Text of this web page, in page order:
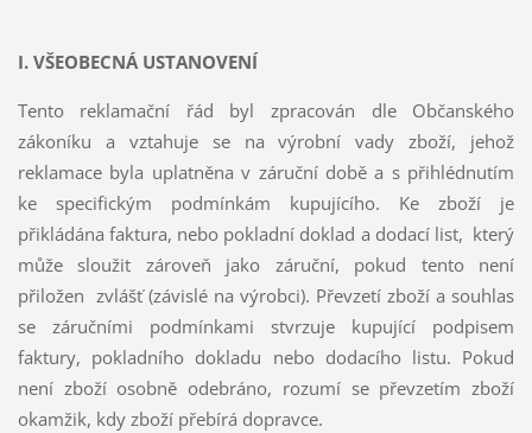
I. VŠEOBECNÁ USTANOVENÍ
Tento reklamační řád byl zpracován dle Občanského
zákoníku a vztahuje se na výrobní vady zboží, jehož
reklamace byla uplatněna v záruční době a s přihlédnutím
ke specifickým podmínkám kupujícího. Ke zboží je
přikládána faktura, nebo pokladní doklad a dodací list, který
může sloužit zároveň jako záruční, pokud tento není
přiložen zvlášť (závislé na výrobci). Převzetí zboží a souhlas
se záručními podmínkami stvrzuje kupující podpisem
faktury, pokladního dokladu nebo dodacího listu. Pokud
není zboží osobně odebráno, rozumí se převzetím zboží
okamžik, kdy zboží přebírá dopravce.